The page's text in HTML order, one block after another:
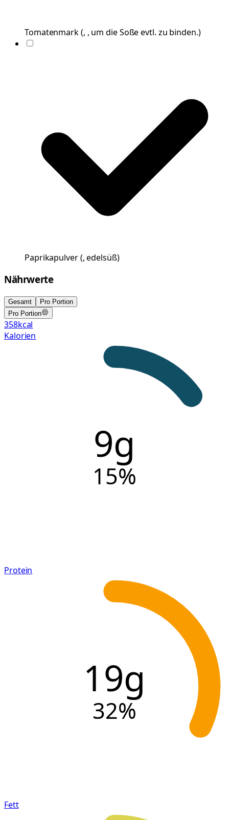
Tomatenmark(, , um die Soße evtl. zu binden.)
Paprikapulver(, edelsüß)
Nährwerte
Gesamt
Pro Portion
Pro Portion
358kcal
Kalorien
9g
15%
Protein
19g
32%
Fett